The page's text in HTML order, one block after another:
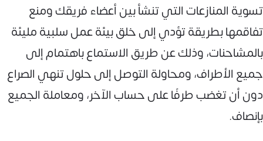
تسوية المنازعات التي تنشأ بين أعضاء فريقك ومنع
تفاقمها بطريقة تؤدي إلى خلق بيئة عمل سلبية مليئة
بالمشاحنات، وذلك عن طريق الاستماع باهتمام إلى
جميع الأطراف، ومحاولة التوصل إلى حلول تنهي الصراع
دون أن تغضب طرفًا على حساب الآخر، ومعاملة الجميع
بإنصاف.